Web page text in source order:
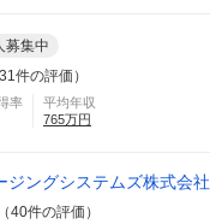
募集中
31 件の評価）
率
平均年収
765万円
ジングシステムズ株式会社
（40件の評価）